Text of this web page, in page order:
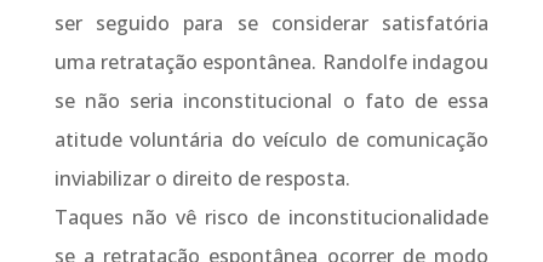
ser seguido para se considerar satisfatória
uma retratação espontânea. Randolfe indagou
se não seria inconstitucional o fato de essa
atitude voluntária do veículo de comunicação
inviabilizar o direito de resposta.
Taques não vê risco de inconstitucionalidade
se a retratação espontânea ocorrer de modo